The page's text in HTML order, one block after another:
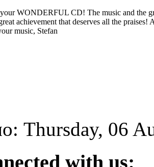
WONDERFUL CD! The music and the
achievement that deserves all the praises!
music, Stefan
Thursday, 06
with us: